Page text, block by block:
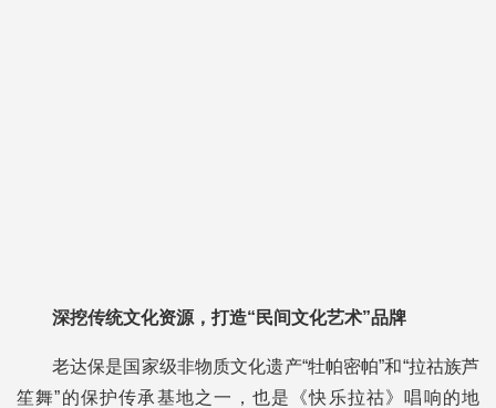
深挖传统文化资源，打造“民间文化艺术”品牌
老达保是国家级非物质文化遗产“牡帕密帕”和“拉祜族芦
笙舞”的保护传承基地之一，也是《快乐拉祜》唱响的地